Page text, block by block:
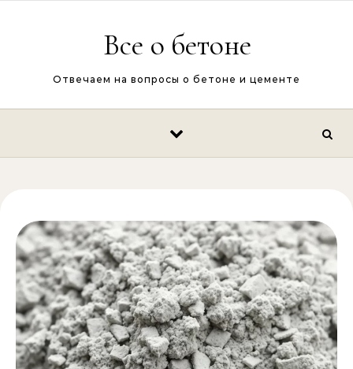
Все о бетоне
Отвечаем на вопросы о бетоне и цементе